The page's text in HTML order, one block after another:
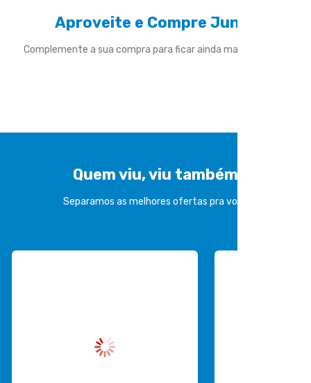
Aproveite e Compre Junto
Complemente a sua compra para ficar ainda mais divertido
Quem viu, viu também
Separamos as melhores ofertas pra você